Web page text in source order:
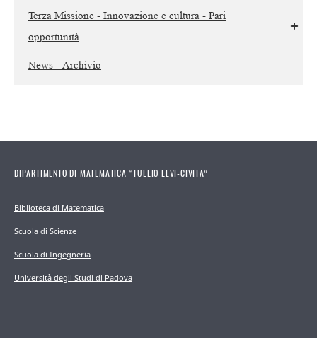
Terza Missione - Innovazione e cultura - Pari
opportunità
News - Archivio
DIPARTIMENTO DI MATEMATICA “TULLIO LEVI-CIVITA”
Biblioteca di Matematica
Scuola di Scienze
Scuola di Ingegneria
Università degli Studi di Padova